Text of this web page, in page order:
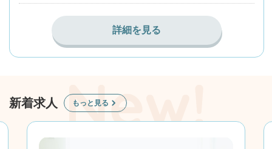
詳細を見る
新着求人 もっと見る